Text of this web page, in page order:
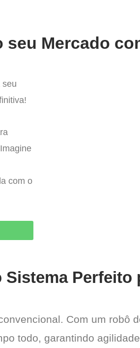
Mercado
seu
com o
Perfeito
Com um robô
todo, garantindo